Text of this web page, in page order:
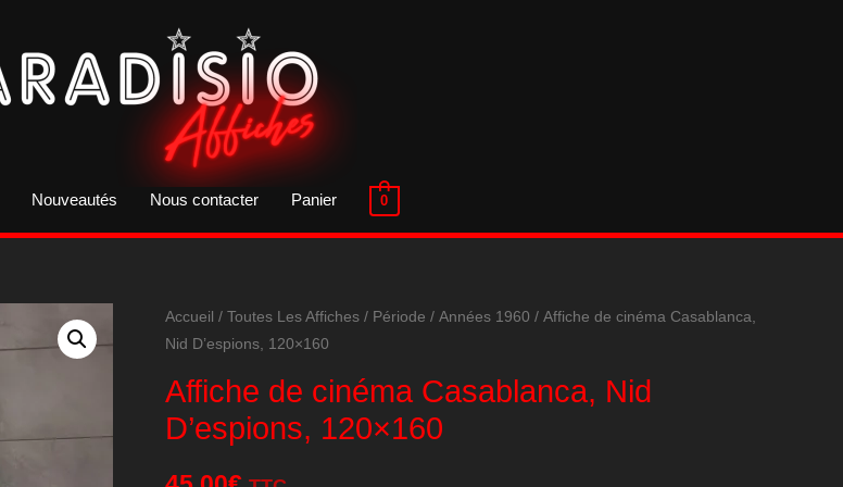
Nouveautés Nous contacter Panier 0
Accueil / Toutes Les Affiches / Période / Années 1960 / Affiche de cinéma Casablanca,
Nid D’espions, 120×160
Affiche de cinéma Casablanca, Nid
D’espions, 120×160